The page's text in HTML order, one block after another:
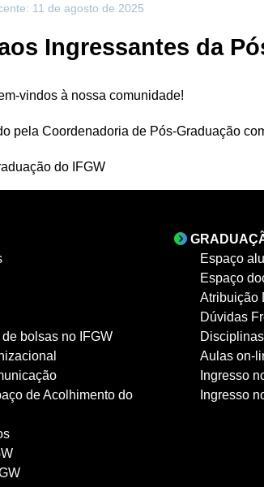
11 de agosto de 2025
Ingressantes da
vindos à nossa comunidade!
pela Coordenadoria de Pós-Graduação
do IFGW
bolsas no IFGW
de Acolhimento do
Espaço
Espaço
Atribuição
Dúvidas
Disciplinas
Aulas on-
Ingresso
Ingresso